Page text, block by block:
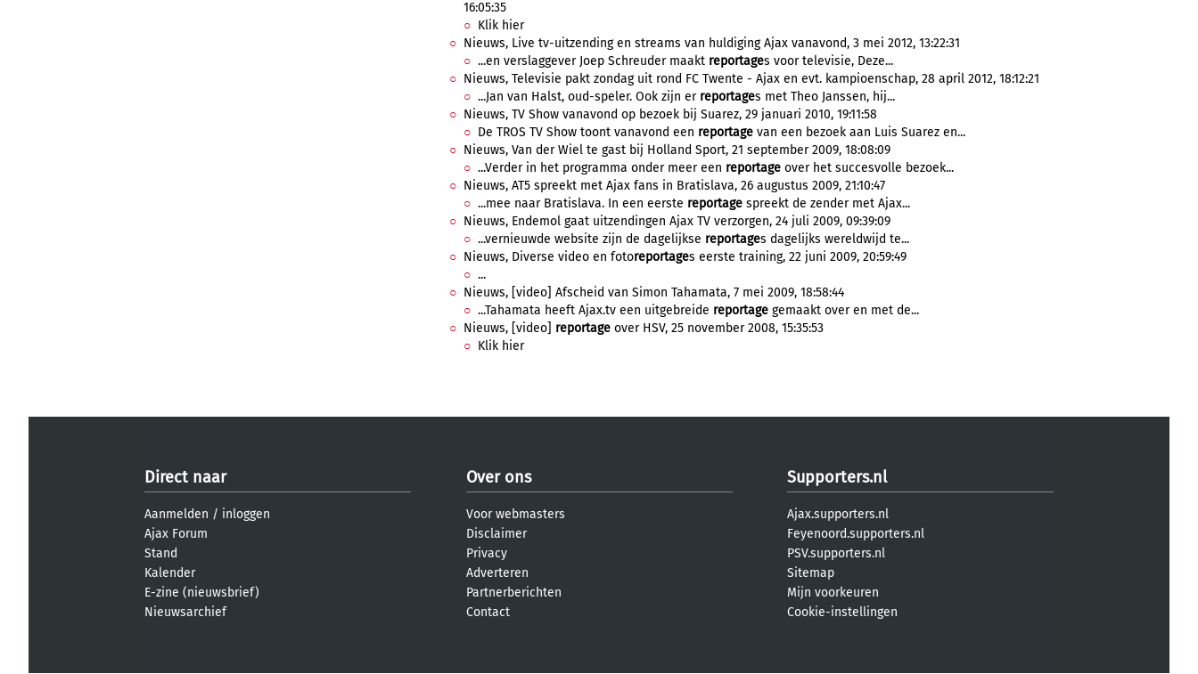
16:05:35
Klik hier
Nieuws, Live tv-uitzending en streams van huldiging Ajax vanavond, 3 mei 2012, 13:22:31
...en verslaggever Joep Schreuder maakt reportages voor televisie, Deze...
Nieuws, Televisie pakt zondag uit rond FC Twente - Ajax en evt. kampioenschap, 28 april 2012, 18:12:21
...Jan van Halst, oud-speler. Ook zijn er reportages met Theo Janssen, hij...
Nieuws, TV Show vanavond op bezoek bij Suarez, 29 januari 2010, 19:11:58
De TROS TV Show toont vanavond een reportage van een bezoek aan Luis Suarez en...
Nieuws, Van der Wiel te gast bij Holland Sport, 21 september 2009, 18:08:09
...Verder in het programma onder meer een reportage over het succesvolle bezoek...
Nieuws, AT5 spreekt met Ajax fans in Bratislava, 26 augustus 2009, 21:10:47
...mee naar Bratislava. In een eerste reportage spreekt de zender met Ajax...
Nieuws, Endemol gaat uitzendingen Ajax TV verzorgen, 24 juli 2009, 09:39:09
...vernieuwde website zijn de dagelijkse reportages dagelijks wereldwijd te...
Nieuws, Diverse video en fotoreportages eerste training, 22 juni 2009, 20:59:49
...
Nieuws, [video] Afscheid van Simon Tahamata, 7 mei 2009, 18:58:44
...Tahamata heeft Ajax.tv een uitgebreide reportage gemaakt over en met de...
Nieuws, [video] reportage over HSV, 25 november 2008, 15:35:53
Klik hier
Direct naar
Aanmelden / inloggen
Ajax Forum
Stand
Kalender
E-zine (nieuwsbrief)
Nieuwsarchief
Over ons
Voor webmasters
Disclaimer
Privacy
Adverteren
Partnerberichten
Contact
Supporters.nl
Ajax.supporters.nl
Feyenoord.supporters.nl
PSV.supporters.nl
Sitemap
Mijn voorkeuren
Cookie-instellingen